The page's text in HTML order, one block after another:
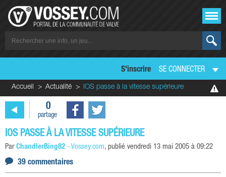
S'inscrire SE CONNECTER
Accueil Actualité IOS passe à la vitesse supérieure
0
partage
IOS PASSE À LA VITESSE SUPÉRIEURE
Par ChandlerBing82 - Vossey.com, publié vendredi 13 mai 2005 à 09:22
39 commentaires